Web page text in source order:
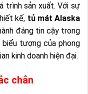
trình sản xuất. Với sự
kế, tủ mát Alaska
đáng tin cậy trong
tượng của phong
kinh doanh hiện đại.
chắn